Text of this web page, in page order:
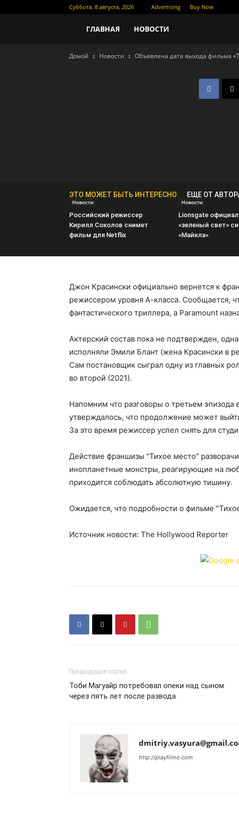
Суббота, 8 августа, 2026 Advertising Buy Now
Новости
кино
ГЛАВНАЯ НОВОСТИ
Домой Новости Объявлена дата выхода фильма
ЭТО МОЖЕТ БЫТЬ ИНТЕРЕСНО ЕЩЕ ОТ
Новости
Российский режиссер
Кирилл Соколов снимет
фильм для Netflix
Новости
Lionsgate
«зеленый свет»
«Майкла»
Джон Красински официально вернется к
режиссером уровня А-класса. Сообщается,
фантастического триллера, а Paramount
Актерский состав пока не подтвержден,
исполняли Эмили Блант (жена Красински в
Сам постановщик сыграл одну из главных
во второй (2021).
Напомним что разговоры о третьем эпизода
утверждалось, что продолжение может
За это время режиссер успел снять для
Действие франшизы "Тихое место"
инопланетные монстры, реагирующие на
приходится соблюдать абсолютную тишину.
Ожидается, что подробности о фильме
Источник новости: The Hollywood Reporter
Предыдущая статья
Тоби Магуайр потребовал опеки над сыном
через пять лет после развода
http://playfilmo.com